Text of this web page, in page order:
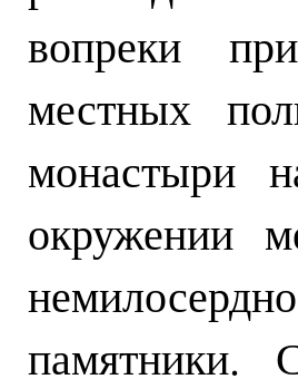
вопреки
местных
монастыри
окружении
памятники.